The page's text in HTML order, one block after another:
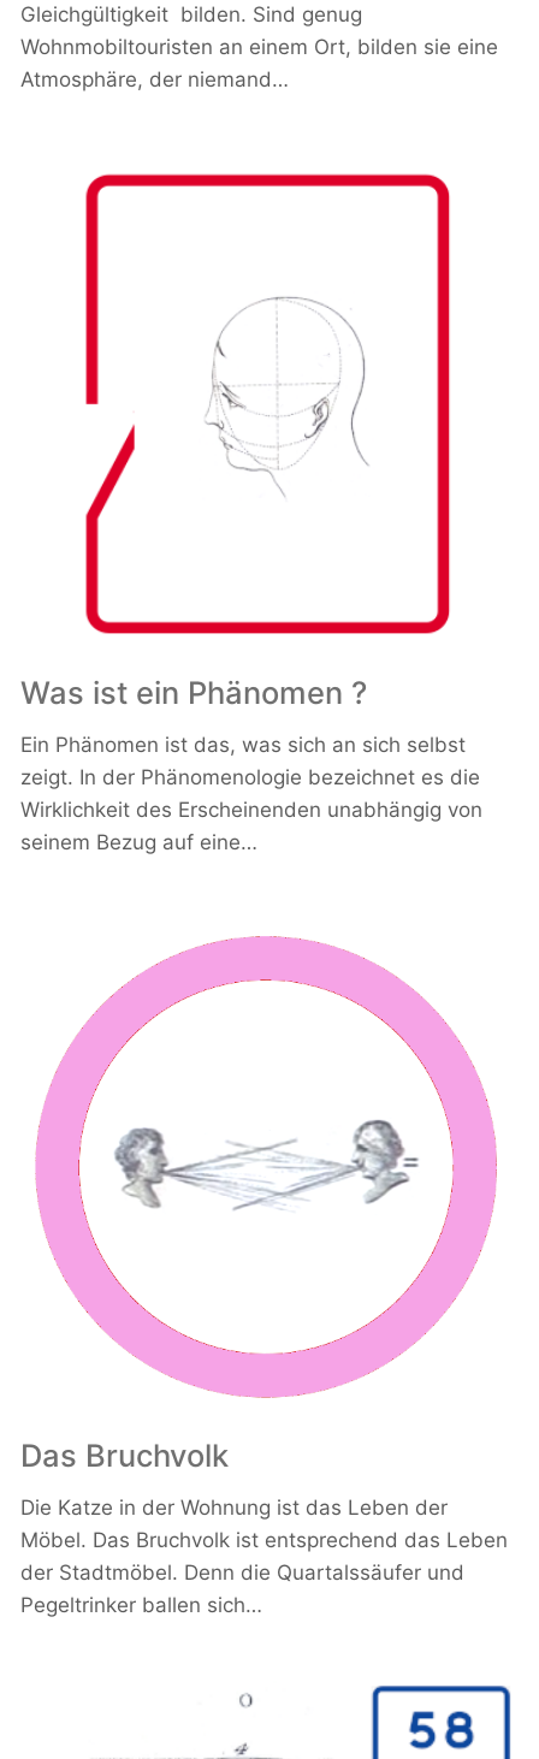
Gleichgültigkeit bilden. Sind genug
Wohnmobiltouristen an einem Ort, bilden sie eine
Atmosphäre, der niemand…
Was ist ein Phänomen ?
Ein Phänomen ist das, was sich an sich selbst
zeigt. In der Phänomenologie bezeichnet es die
Wirklichkeit des Erscheinenden unabhängig von
seinem Bezug auf eine…
Das Bruchvolk
Die Katze in der Wohnung ist das Leben der
Möbel. Das Bruchvolk ist entsprechend das Leben
der Stadtmöbel. Denn die Quartalssäufer und
Pegeltrinker ballen sich…